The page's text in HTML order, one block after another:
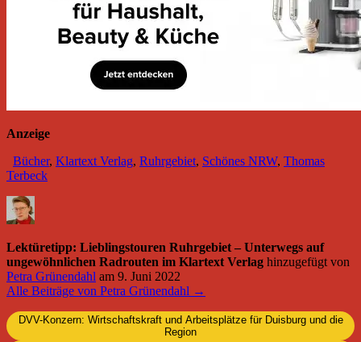
Anzeige
Bücher, Klartext Verlag, Ruhrgebiet, Schönes NRW, Thomas
Terbeck
Lektüretipp: Lieblingstouren Ruhrgebiet – Unterwegs auf
ungewöhnlichen Radrouten im Klartext Verlag hinzugefügt von
Petra Grünendahl am 9. Juni 2022
Alle Beiträge von Petra Grünendahl →
DVV-Konzern: Wirtschaftskraft und Arbeitsplätze für Duisburg und die
Region